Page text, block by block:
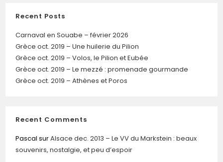
Recent Posts
Carnaval en Souabe – février 2026
Grèce oct. 2019 – Une huilerie du Pilion
Grèce oct. 2019 – Volos, le Pilion et Eubée
Grèce oct. 2019 – Le mezzé : promenade gourmande
Grèce oct. 2019 – Athènes et Poros
Recent Comments
Pascal surAlsace dec. 2013 – Le VV du Markstein : beaux
souvenirs, nostalgie, et peu d’espoir